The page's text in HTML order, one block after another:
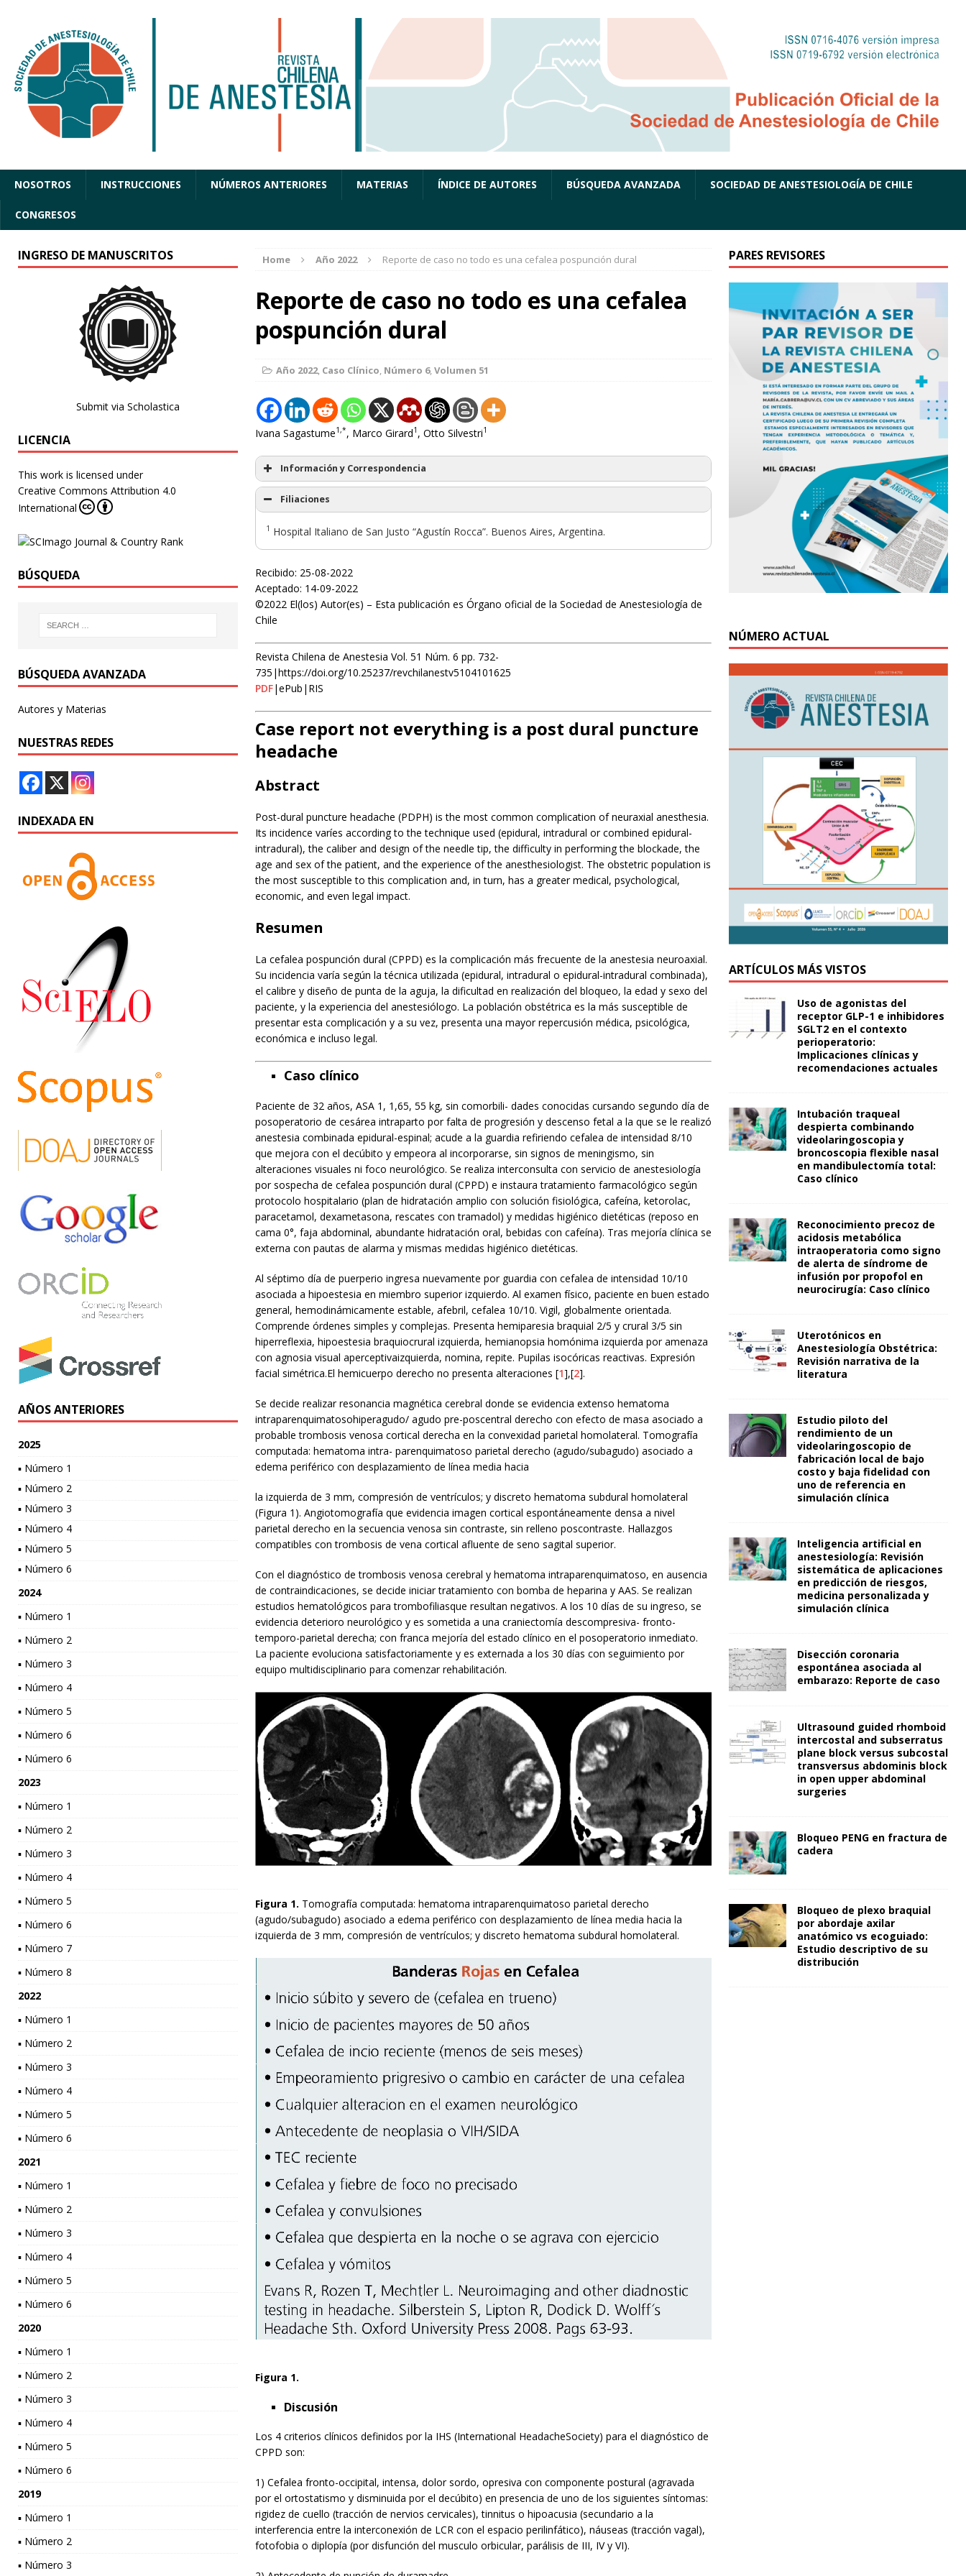
NOSOTROS INSTRUCCIONES NÚMEROS ANTERIORES MATERIAS ÍNDICE DE AUTORES BÚSQUEDA AVANZADA SOCIEDAD DE ANESTESIOLOGÍA DE CHILE
CONGRESOS
Home Año 2022 Reporte de caso no todo es una cefalea pospunción dural
Reporte de caso no todo es una cefalea
pospunción dural
Año 2022, Caso Clínico, Número 6,Volumen 51
Ivana Sagastume1,*, Marco Girard1 , Otto Silvestri1
Información y Correspondencia
Filiaciones
1 Hospital Italiano de San Justo “Agustín Rocca”. Buenos Aires, Argentina.
Recibido: 25-08-2022
Aceptado: 14-09-2022
©2022 El(los) Autor(es) – Esta publicación es Órgano oficial de la Sociedad de Anestesiología de
Chile
Revista Chilena de Anestesia Vol. 51 Núm. 6 pp. 732-
735|https://doi.org/10.25237/revchilanestv5104101625
PDF|ePub|RIS
Case report not everything is a post dural puncture
headache
Abstract
Post-dural puncture headache (PDPH) is the most common complication of neuraxial anesthesia.
Its incidence varíes according to the technique used (epidural, intradural or combined epidural-
intradural), the caliber and design of the needle tip, the difficulty in performing the blockade, the
age and sex of the patient, and the experience of the anesthesiologist. The obstetric population is
the most susceptible to this complication and, in turn, has a greater medical, psychological,
economic, and even legal impact.
Resumen
La cefalea pospunción dural (CPPD) es la complicación más frecuente de la anestesia neuroaxial.
Su incidencia varía según la técnica utilizada (epidural, intradural o epidural-intradural combinada),
el calibre y diseño de punta de la aguja, la dificultad en realización del bloqueo, la edad y sexo del
paciente, y la experiencia del anestesiólogo. La población obstétrica es la más susceptible de
presentar esta complicación y a su vez, presenta una mayor repercusión médica, psicológica,
económica e incluso legal.
Caso clínico
Paciente de 32 años, ASA 1, 1,65, 55 kg, sin comorbili- dades conocidas cursando segundo día de
posoperatorio de cesárea intraparto por falta de progresión y descenso fetal a la que se le realizó
anestesia combinada epidural-espinal; acude a la guardia refiriendo cefalea de intensidad 8/10
que mejora con el decúbito y empeora al incorporarse, sin signos de meningismo, sin
alteraciones visuales ni foco neurológico. Se realiza interconsulta con servicio de anestesiología
por sospecha de cefalea pospunción dural (CPPD) e instaura tratamiento farmacológico según
protocolo hospitalario (plan de hidratación amplio con solución fisiológica, cafeína, ketorolac,
paracetamol, dexametasona, rescates con tramadol) y medidas higiénico dietéticas (reposo en
cama 0°, faja abdominal, abundante hidratación oral, bebidas con cafeína). Tras mejoría clínica se
externa con pautas de alarma y mismas medidas higiénico dietéticas.
Al séptimo día de puerperio ingresa nuevamente por guardia con cefalea de intensidad 10/10
asociada a hipoestesia en miembro superior izquierdo. Al examen físico, paciente en buen estado
general, hemodinámicamente estable, afebril, cefalea 10/10. Vigil, globalmente orientada.
Comprende órdenes simples y complejas. Presenta hemiparesia braquial 2/5 y crural 3/5 sin
hiperreflexia, hipoestesia braquiocrural izquierda, hemianopsia homónima izquierda por amenaza
con agnosia visual aperceptivaizquierda, nomina, repite. Pupilas isocóricas reactivas. Expresión
facial simétrica.El hemicuerpo derecho no presenta alteraciones [1],[2].
Se decide realizar resonancia magnética cerebral donde se evidencia extenso hematoma
intraparenquimatosohiperagudo/ agudo pre-poscentral derecho con efecto de masa asociado a
probable trombosis venosa cortical derecha en la convexidad parietal homolateral. Tomografía
computada: hematoma intra- parenquimatoso parietal derecho (agudo/subagudo) asociado a
edema periférico con desplazamiento de línea media hacia
la izquierda de 3 mm, compresión de ventrículos; y discreto hematoma subdural homolateral
(Figura 1). Angiotomografía que evidencia imagen cortical espontáneamente densa a nivel
parietal derecho en la secuencia venosa sin contraste, sin relleno poscontraste. Hallazgos
compatibles con trombosis de vena cortical afluente de seno sagital superior.
Con el diagnóstico de trombosis venosa cerebral y hematoma intraparenquimatoso, en ausencia
de contraindicaciones, se decide iniciar tratamiento con bomba de heparina y AAS. Se realizan
estudios hematológicos para trombofiliasque resultan negativos. A los 10 días de su ingreso, se
evidencia deterioro neurológico y es sometida a una craniectomía descompresiva- fronto-
temporo-parietal derecha; con franca mejoría del estado clínico en el posoperatorio inmediato.
La paciente evoluciona satisfactoriamente y es externada a los 30 días con seguimiento por
equipo multidisciplinario para comenzar rehabilitación.
Figura 1. Tomografía computada: hematoma intraparenquimatoso parietal derecho
(agudo/subagudo) asociado a edema periférico con desplazamiento de línea media hacia la
izquierda de 3 mm, compresión de ventrículos; y discreto hematoma subdural homolateral.
Figura 1.
Discusión
Los 4 criterios clínicos definidos por la IHS (International HeadacheSociety) para el diagnóstico de
CPPD son:
1) Cefalea fronto-occipital, intensa, dolor sordo, opresiva con componente postural (agravada
por el ortostatismo y disminuida por el decúbito) en presencia de uno de los siguientes síntomas:
rigidez de cuello (tracción de nervios cervicales), tinnitus o hipoacusia (secundario a la
interferencia entre la interconexión de LCR con el espacio perilinfático), náuseas (tracción vagal),
fotofobia o diplopía (por disfunción del musculo orbicular, parálisis de III, IV y VI).
INGRESO DE MANUSCRITOS
Submit via Scholastica
LICENCIA
This work is licensed under
Creative Commons Attribution 4.0
International
BÚSQUEDA
BÚSQUEDA AVANZADA
Autores y Materias
NUESTRAS REDES
INDEXADA EN
AÑOS ANTERIORES
2025
▪ Número 1
▪ Número 2
▪ Número 3
▪ Número 4
▪ Número 5
▪ Número 6
2024
▪ Número 1
▪ Número 2
▪ Número 3
▪ Número 4
▪ Número 5
▪ Número 6
▪ Número 6
2023
▪ Número 1
▪ Número 2
▪ Número 3
▪ Número 4
▪ Número 5
▪ Número 6
▪ Número 7
▪ Número 8
2022
▪ Número 1
▪ Número 2
▪ Número 3
▪ Número 4
▪ Número 5
▪ Número 6
2021
▪ Número 1
▪ Número 2
▪ Número 3
▪ Número 4
▪ Número 5
▪ Número 6
2020
▪ Número 1
▪ Número 2
▪ Número 3
▪ Número 4
▪ Número 5
▪ Número 6
2019
▪ Número 1
▪ Número 2
▪ Número 3
PARES REVISORES
NÚMERO ACTUAL
ARTÍCULOS MÁS VISTOS
Uso de agonistas del
receptor GLP-1 e inhibidores
SGLT2 en el contexto
perioperatorio:
Implicaciones clínicas y
recomendaciones actuales
Intubación traqueal
despierta combinando
videolaringoscopia y
broncoscopia flexible nasal
en mandibulectomía total:
Caso clínico
Reconocimiento precoz de
acidosis metabólica
intraoperatoria como signo
de alerta de síndrome de
infusión por propofol en
neurocirugía: Caso clínico
Uterotónicos en
Anestesiología Obstétrica:
Revisión narrativa de la
literatura
Estudio piloto del
rendimiento de un
videolaringoscopio de
fabricación local de bajo
costo y baja fidelidad con
uno de referencia en
simulación clínica
Inteligencia artificial en
anestesiología: Revisión
sistemática de aplicaciones
en predicción de riesgos,
medicina personalizada y
simulación clínica
Disección coronaria
espontánea asociada al
embarazo: Reporte de caso
Ultrasound guided rhomboid
intercostal and subserratus
plane block versus subcostal
transversus abdominis block
in open upper abdominal
surgeries
Bloqueo PENG en fractura de
cadera
Bloqueo de plexo braquial
por abordaje axilar
anatómico vs ecoguiado:
Estudio descriptivo de su
distribución